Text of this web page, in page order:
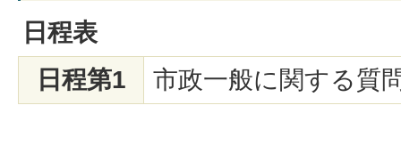
日程表
日程第1
市政一般に関する質